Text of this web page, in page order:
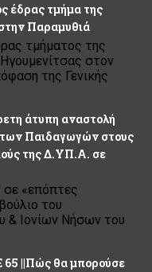
έδρας τμήμα της
Παραμυθιά
τμήματος της
στον
της Γενικής
άτυπη αναστολή
Παιδαγωγών στους
της Δ.ΥΠ.Α. σε
«επόπτες
του
& Ιονίων Νήσων του
65 ||Πώς θα μπορούσε